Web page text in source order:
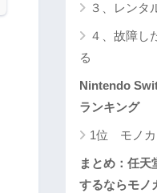
３、レンタ
４、故障し
る
Nintendo
ランキング
1位 モノカ
まとめ：任天
するならモノ